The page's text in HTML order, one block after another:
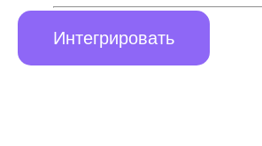
Интегрировать